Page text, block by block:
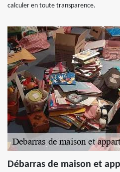
calculer en toute transparence.
Débarras de maison et